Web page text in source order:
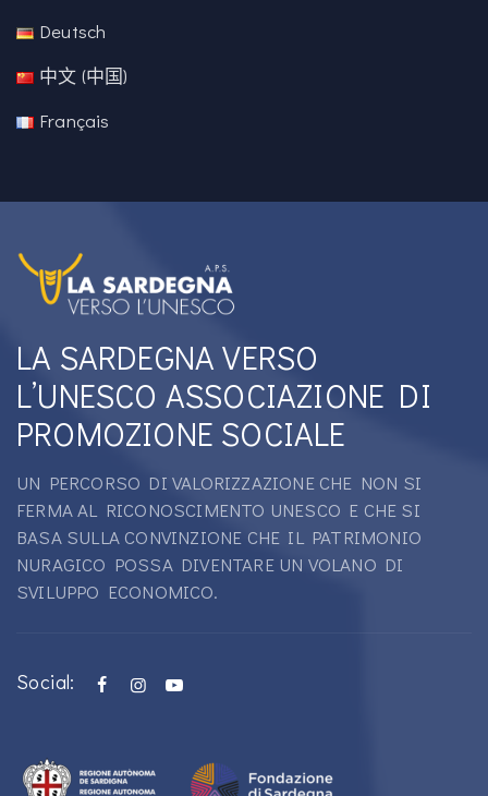
Deutsch
中文 (中国)
Français
LA SARDEGNA VERSO
L’UNESCO ASSOCIAZIONE DI
PROMOZIONE SOCIALE
UN PERCORSO DI VALORIZZAZIONE CHE NON SI
FERMA AL RICONOSCIMENTO UNESCO E CHE SI
BASA SULLA CONVINZIONE CHE IL PATRIMONIO
NURAGICO POSSA DIVENTARE UN VOLANO DI
SVILUPPO ECONOMICO.
Social: